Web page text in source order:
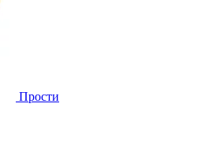
Прости